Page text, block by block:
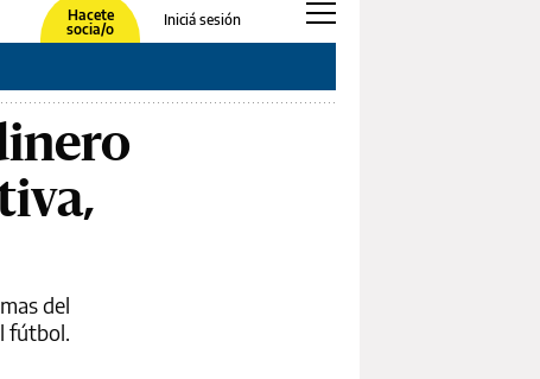
Hacete
socia/o
Iniciá sesión
del
fútbol.